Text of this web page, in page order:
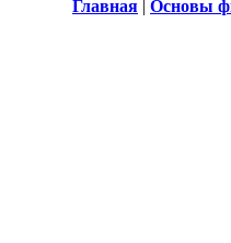
Главная | Основы